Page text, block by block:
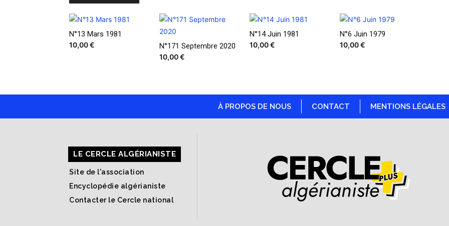
N°13 Mars 1981
10,00€ N°171 Septembre 2020
10,00€
N°14 Juin 1981
10,00€
N°6 Juin 1979
10,00€
À PROPOS DE NOUS CONTACT MENTIONS LÉGALES
LE CERCLE ALGÉRIANISTE
Site de l'association
Encyclopédie algérianiste
Contacter le Cercle national